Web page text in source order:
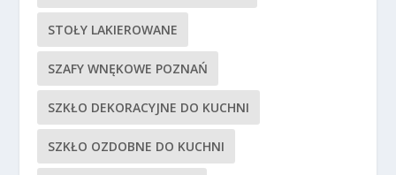
STOŁY LAKIEROWANE
SZAFY WNĘKOWE POZNAŃ
SZKŁO DEKORACYJNE DO KUCHNI
SZKŁO OZDOBNE DO KUCHNI